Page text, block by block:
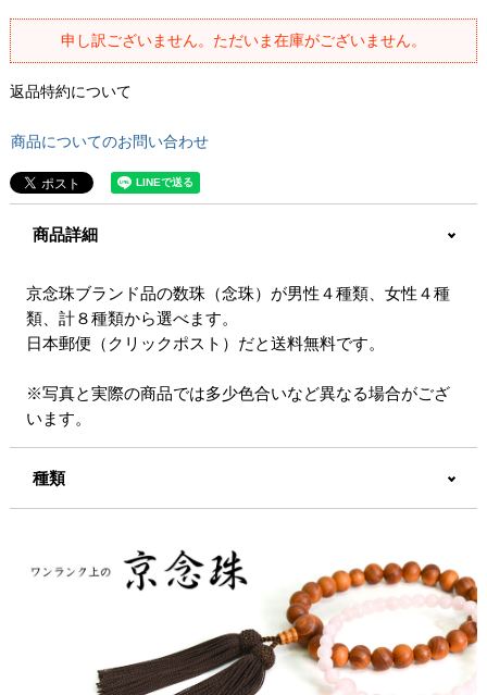
申し訳ございません。ただいま在庫がございません。
返品特約について
商品についてのお問い合わせ
商品詳細
京念珠ブランド品の数珠（念珠）が男性４種類、女性４種
類、計８種類から選べます。
日本郵便（クリックポスト）だと送料無料です。
※写真と実際の商品では多少色合いなど異なる場合がござ
います。
種類